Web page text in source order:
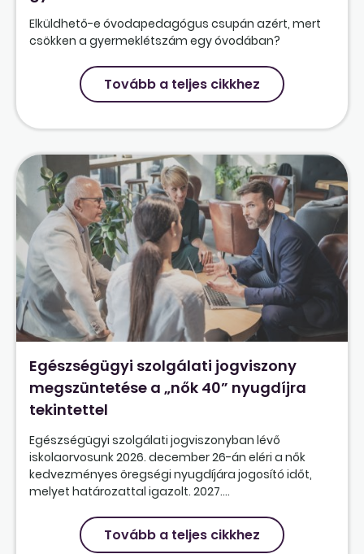
Elküldhető-e óvodapedagógus csupán azért, mert
csökken a gyermeklétszám egy óvodában?
Tovább a teljes cikkhez
Egészségügyi szolgálati jogviszony
megszüntetése a „nők 40” nyugdíjra
tekintettel
Egészségügyi szolgálati jogviszonyban lévő
iskolaorvosunk 2026. december 26-án eléri a nők
kedvezményes öregségi nyugdíjára jogosító időt,
melyet határozattal igazolt. 2027....
Tovább a teljes cikkhez